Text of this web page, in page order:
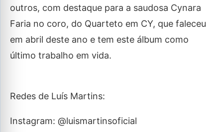
outros, com destaque para a saudosa Cynara
Faria no coro, do Quarteto em CY, que faleceu
em abril deste ano e tem este álbum como
último trabalho em vida.
Redes de Luís Martins:
Instagram: @luismartinsoficial